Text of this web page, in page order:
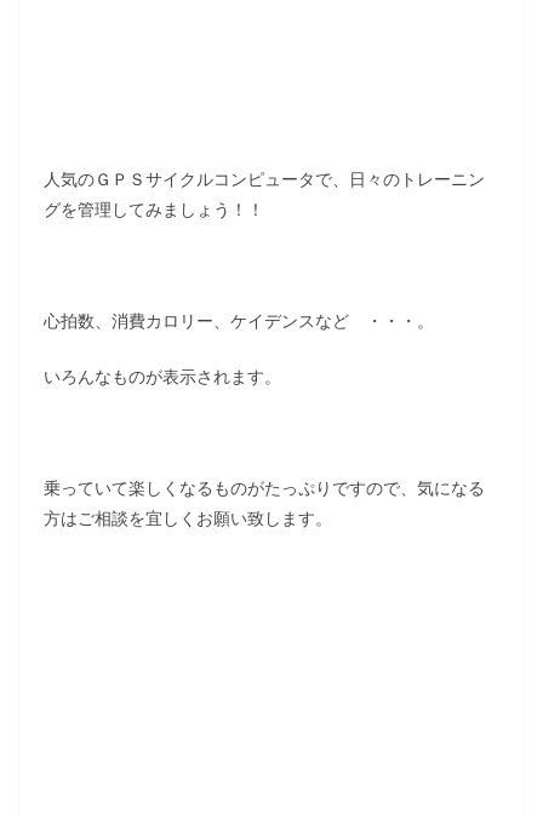
人気のＧＰＳサイクルコンピュータで、日々のトレーニン
グを管理してみましょう！！
心拍数、消費カロリー、ケイデンスなど ・・・。
いろんなものが表示されます。
乗っていて楽しくなるものがたっぷりですので、気になる
方はご相談を宜しくお願い致します。